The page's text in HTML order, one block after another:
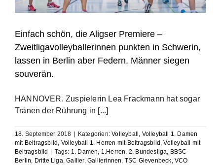
Einfach schön, die Aligser Premiere –
Zweitligavolleyballerinnen punkten in Schwerin,
lassen in Berlin aber Federn. Männer siegen
souverän.
HANNOVER. Zuspielerin Lea Frackmann hat sogar
Tränen der Rührung in [...]
18. September 2018 | Kategorien:Volleyball, Volleyball 1. Damen
mit Beitragsbild, Volleyball 1. Herren mit Beitragsbild,Volleyball mit
Beitragsbild | Tags: 1. Damen, 1.Herren, 2. Bundesliga, BBSC
Berlin, Dritte Liga,Gallier,Gallierinnen, TSC Gievenbeck,VCO